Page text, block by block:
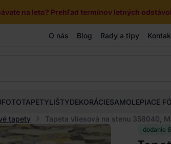
na leto? Prehľad termínov letných
O nás Blog Rady a tipy
FOTOTAPETYLIŠTYDEKORÁCIESAMOLEPIACE
tapety Tapeta vliesová na stenu 358040,
dodanie